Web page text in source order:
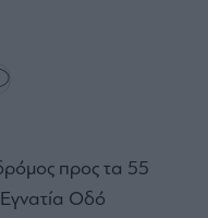
προς τα 55
Οδό